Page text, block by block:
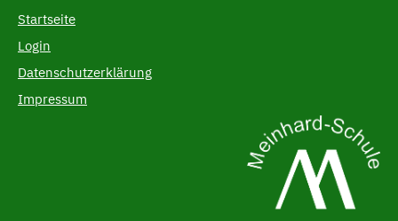
Startseite
Login
Datenschutzerklärung
Impressum